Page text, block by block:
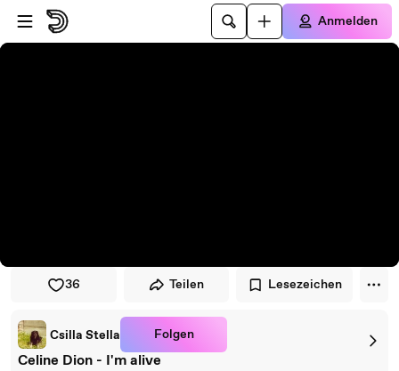
Zum Player springen
Zum Hauptinhalt springen
Anmelden
36 Teilen Lesezeichen
Csilla Stella Folgen
Celine Dion - I'm alive